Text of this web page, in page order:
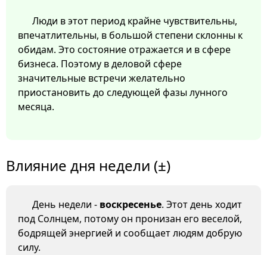
Люди в этот период крайне чувствительны,
впечатлительны, в большой степени склонны к
обидам. Это состояние отражается и в сфере
бизнеса. Поэтому в деловой сфере
значительные встречи желательно
приостановить до следующей фазы лунного
месяца.
Влияние дня недели (±)
День недели - воскресенье. Этот день ходит
под Солнцем, потому он пронизан его веселой,
бодрящей энергией и сообщает людям добрую
силу.